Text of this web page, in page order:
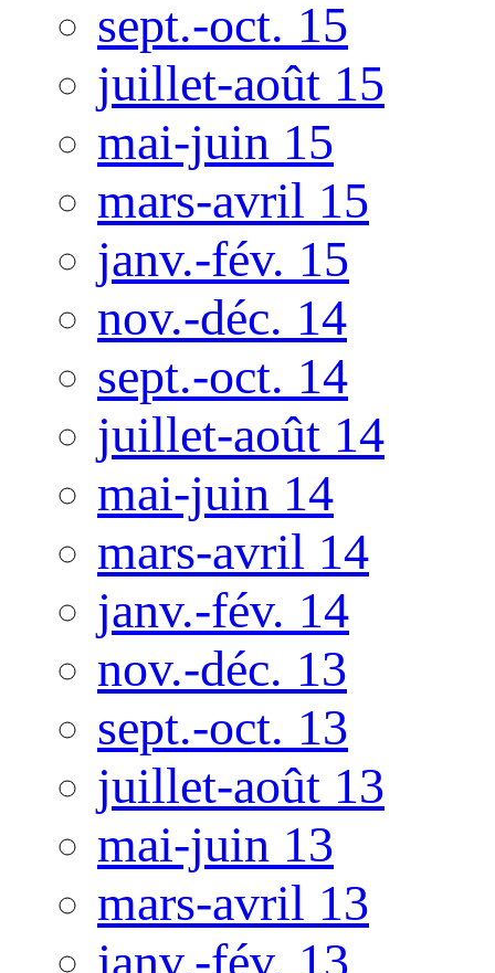
sept.-oct. 15
juillet-août 15
mai-juin 15
mars-avril 15
janv.-fév. 15
nov.-déc. 14
sept.-oct. 14
juillet-août 14
mai-juin 14
mars-avril 14
janv.-fév. 14
nov.-déc. 13
sept.-oct. 13
juillet-août 13
mai-juin 13
mars-avril 13
janv.-fév. 13